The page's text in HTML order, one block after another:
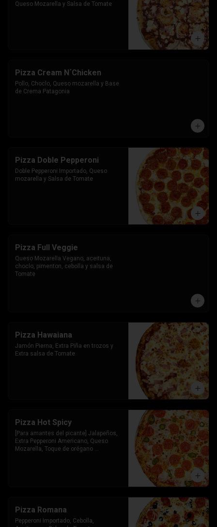
Queso Mozarella y Salsa de Tomate
Pizza Cream N´Chicken
Pollo, Choclo, Queso mozarella y Base
de Crema Patagonia
Pizza Doble Pepperoni
Doble Pepperoni Importado, Queso
mozarella y Salsa de Tomate
Pizza Full Veggie
Queso Mozarella Vegano, aceituna,
choclo, pimenton, cebolla y salsa de
Tomate
Pizza Hawaiana
Jamón Pierna, Extra Piña en trozos y
Extra salsa de Tomate
Pizza Hot Spicy
[Para amantes del picante] Jalapeños,
Extra Pepperoni Americano, Queso
Mozarella, Toque de orégano
Pizza Romana
Pepperoni Importado, Cebolla,